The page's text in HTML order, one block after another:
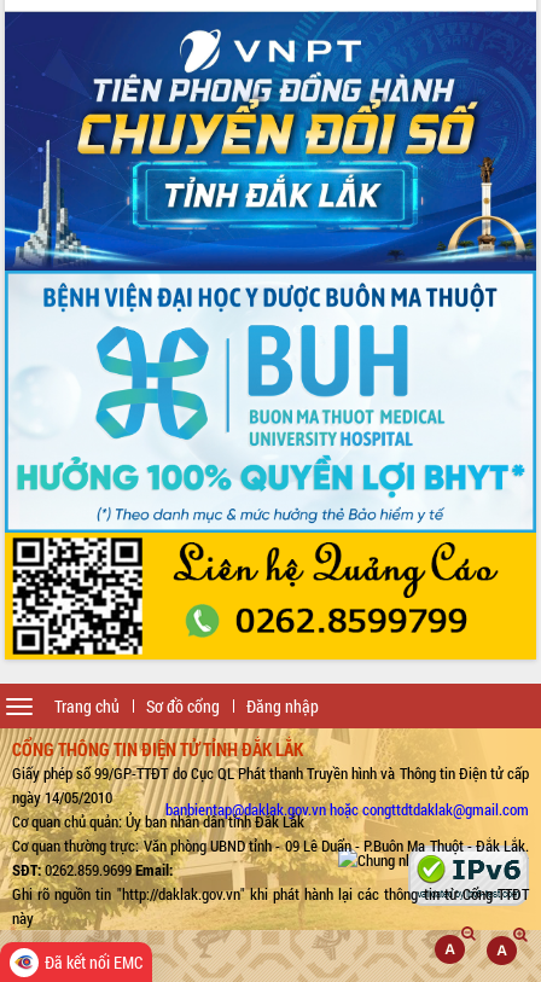
Trang chủ Sơ đồ cổng Đăng nhập
Toggle
navigation
CỔNG THÔNG TIN ĐIỆN TỬ TỈNH ĐẮK LẮK
Giấy phép số 99/GP-TTĐT do Cục QL Phát thanh Truyền hình và Thông tin Điện tử cấp
ngày 14/05/2010
Cơ quan chủ quản: Ủy ban nhân dân tỉnh Đắk Lắk
Cơ quan thường trực: Văn phòng UBND tỉnh - 09 Lê Duẩn - P.Buôn Ma Thuột - Đắk Lắk.
SĐT:0262.859.9699Email:
banbientap@daklak.gov.vn hoặc congttdtdaklak@gmail.com
Ghi rõ nguồn tin "http://daklak.gov.vn" khi phát hành lại các thông tin từ Cổng TTĐT
này
Đã kết nối EMC